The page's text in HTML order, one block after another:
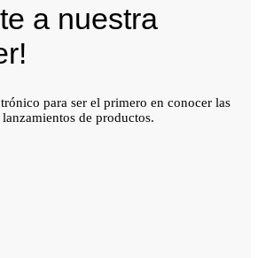
a nuestra
para ser el primero en conocer las
de productos.